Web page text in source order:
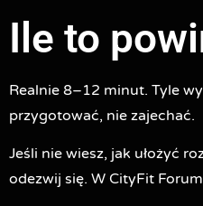
Ile to
Realnie 8–12 minut. Tyle
przygotować, nie zajechać.
Jeśli nie wiesz, jak ułożyć
odezwij się. W CityFit